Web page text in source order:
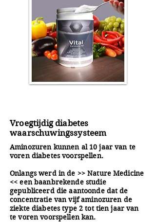
Vroegtijdig diabetes
waarschuwingssysteem
Aminozuren kunnen al 10 jaar van te
voren diabetes voorspellen.
Onlangs werd in de >> Nature Medicine
<< een baanbrekende studie
gepubliceerd die aantoonde dat de
concentratie van vijf aminozuren de
ziekte diabetes type 2 tot tien jaar van
te voren voorspellen kan.